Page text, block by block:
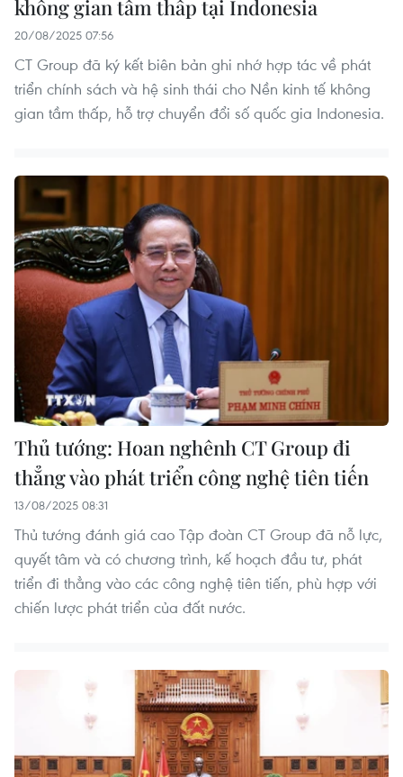
không gian tầm thấp tại Indonesia
20/08/2025 07:56
CT Group đã ký kết biên bản ghi nhớ hợp tác về phát
triển chính sách và hệ sinh thái cho Nền kinh tế không
gian tầm thấp, hỗ trợ chuyển đổi số quốc gia Indonesia.
Thủ tướng: Hoan nghênh CT Group đi
thẳng vào phát triển công nghệ tiên tiến
13/08/2025 08:31
Thủ tướng đánh giá cao Tập đoàn CT Group đã nỗ lực,
quyết tâm và có chương trình, kế hoạch đầu tư, phát
triển đi thẳng vào các công nghệ tiên tiến, phù hợp với
chiến lược phát triển của đất nước.